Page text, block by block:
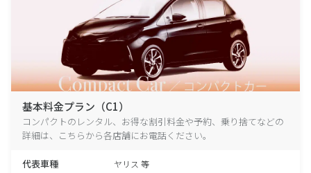
基本料金プラン（C1）
コンパクトのレンタル、お得な割引料金や予約、乗り捨てなどの
詳細は、こちらから各店舗にお電話ください。
代表車種 ヤリス 等